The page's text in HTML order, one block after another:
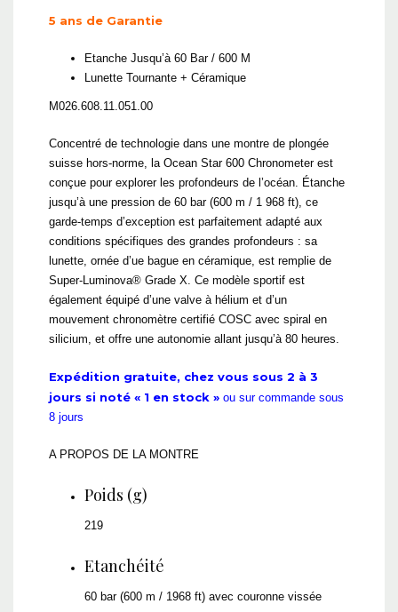
5 ans de Garantie
Etanche Jusqu’à 60 Bar / 600 M
Lunette Tournante + Céramique
M026.608.11.051.00
Concentré de technologie dans une montre de plongée
suisse hors-norme, la Ocean Star 600 Chronometer est
conçue pour explorer les profondeurs de l’océan. Étanche
jusqu’à une pression de 60 bar (600 m / 1 968 ft), ce
garde-temps d’exception est parfaitement adapté aux
conditions spécifiques des grandes profondeurs : sa
lunette, ornée d’ue bague en céramique, est remplie de
Super-Luminova® Grade X. Ce modèle sportif est
également équipé d’une valve à hélium et d’un
mouvement chronomètre certifié COSC avec spiral en
silicium, et offre une autonomie allant jusqu’à 80 heures.
Expédition gratuite, chez vous sous 2 à 3
jours si noté « 1 en stock » ou sur commande sous
8 jours
A PROPOS DE LA MONTRE
Poids (g)
219
Etanchéité
60 bar (600 m / 1968 ft) avec couronne vissée